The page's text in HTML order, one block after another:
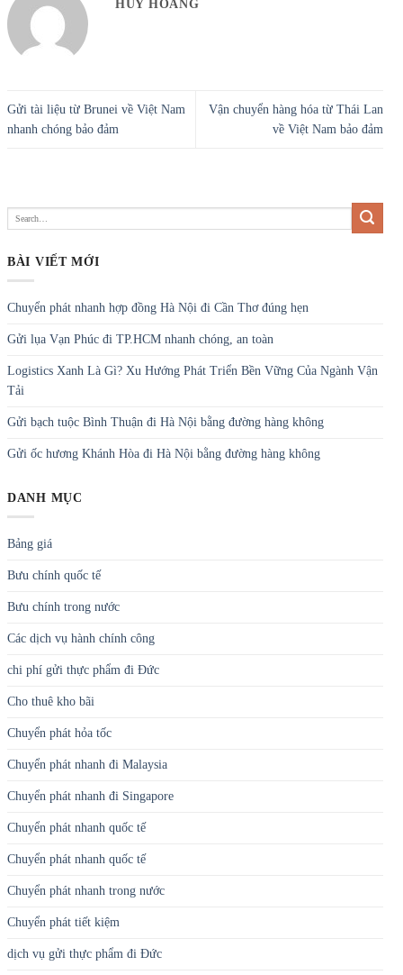
HUY HOANG
Gửi tài liệu từ Brunei về Việt Nam
nhanh chóng bảo đảm
Vận chuyển hàng hóa từ Thái Lan
về Việt Nam bảo đảm
BÀI VIẾT MỚI
Chuyển phát nhanh hợp đồng Hà Nội đi Cần Thơ đúng hẹn
Gửi lụa Vạn Phúc đi TP.HCM nhanh chóng, an toàn
Logistics Xanh Là Gì? Xu Hướng Phát Triển Bền Vững Của Ngành Vận
Tải
Gửi bạch tuộc Bình Thuận đi Hà Nội bằng đường hàng không
Gửi ốc hương Khánh Hòa đi Hà Nội bằng đường hàng không
DANH MỤC
Bảng giá
Bưu chính quốc tế
Bưu chính trong nước
Các dịch vụ hành chính công
chi phí gửi thực phẩm đi Đức
Cho thuê kho bãi
Chuyển phát hỏa tốc
Chuyển phát nhanh đi Malaysia
Chuyển phát nhanh đi Singapore
Chuyển phát nhanh quốc tế
Chuyển phát nhanh quốc tế
Chuyển phát nhanh trong nước
Chuyển phát tiết kiệm
dịch vụ gửi thực phẩm đi Đức